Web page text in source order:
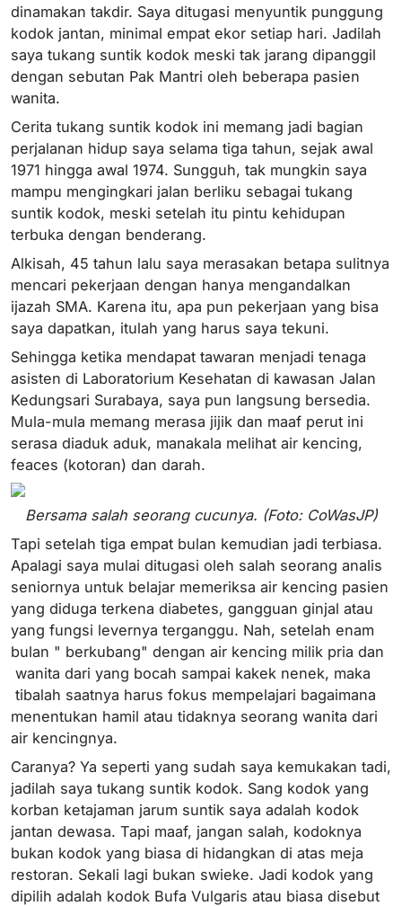
dinamakan takdir. Saya ditugasi menyuntik punggung
kodok jantan, minimal empat ekor setiap hari. Jadilah
saya tukang suntik kodok meski tak jarang dipanggil
dengan sebutan Pak Mantri oleh beberapa pasien
wanita.
Cerita tukang suntik kodok ini memang jadi bagian
perjalanan hidup saya selama tiga tahun, sejak awal
1971 hingga awal 1974. Sungguh, tak mungkin saya
mampu mengingkari jalan berliku sebagai tukang
suntik kodok, meski setelah itu pintu kehidupan
terbuka dengan benderang.
Alkisah, 45 tahun lalu saya merasakan betapa sulitnya
mencari pekerjaan dengan hanya mengandalkan
ijazah SMA. Karena itu, apa pun pekerjaan yang bisa
saya dapatkan, itulah yang harus saya tekuni.
Sehingga ketika mendapat tawaran menjadi tenaga
asisten di Laboratorium Kesehatan di kawasan Jalan
Kedungsari Surabaya, saya pun langsung bersedia.
Mula-mula memang merasa jijik dan maaf perut ini
serasa diaduk aduk, manakala melihat air kencing,
feaces (kotoran) dan darah.
Bersama salah seorang cucunya. (Foto: CoWasJP)
Tapi setelah tiga empat bulan kemudian jadi terbiasa.
Apalagi saya mulai ditugasi oleh salah seorang analis
seniornya untuk belajar memeriksa air kencing pasien
yang diduga terkena diabetes, gangguan ginjal atau
yang fungsi levernya terganggu. Nah, setelah enam
bulan " berkubang" dengan air kencing milik pria dan
wanita dari yang bocah sampai kakek nenek, maka
tibalah saatnya harus fokus mempelajari bagaimana
menentukan hamil atau tidaknya seorang wanita dari
air kencingnya.
Caranya? Ya seperti yang sudah saya kemukakan tadi,
jadilah saya tukang suntik kodok. Sang kodok yang
korban ketajaman jarum suntik saya adalah kodok
jantan dewasa. Tapi maaf, jangan salah, kodoknya
bukan kodok yang biasa di hidangkan di atas meja
restoran. Sekali lagi bukan swieke. Jadi kodok yang
dipilih adalah kodok Bufa Vulgaris atau biasa disebut